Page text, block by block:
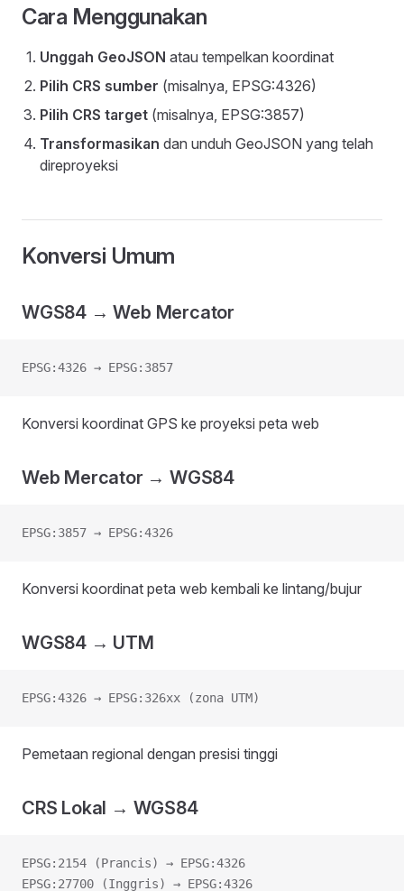
Cara Menggunakan
Unggah GeoJSON atau tempelkan koordinat
Pilih CRS sumber (misalnya, EPSG:4326)
Pilih CRS target (misalnya, EPSG:3857)
Transformasikan dan unduh GeoJSON yang telah
direproyeksi
Konversi Umum
WGS84 → Web Mercator
EPSG:4326 → EPSG:3857
Konversi koordinat GPS ke proyeksi peta web
Web Mercator → WGS84
EPSG:3857 → EPSG:4326
Konversi koordinat peta web kembali ke lintang/bujur
WGS84 → UTM
EPSG:4326 → EPSG:326xx (zona UTM)
Pemetaan regional dengan presisi tinggi
CRS Lokal → WGS84
EPSG:2154 (Prancis) → EPSG:4326
EPSG:27700 (Inggris) → EPSG:4326